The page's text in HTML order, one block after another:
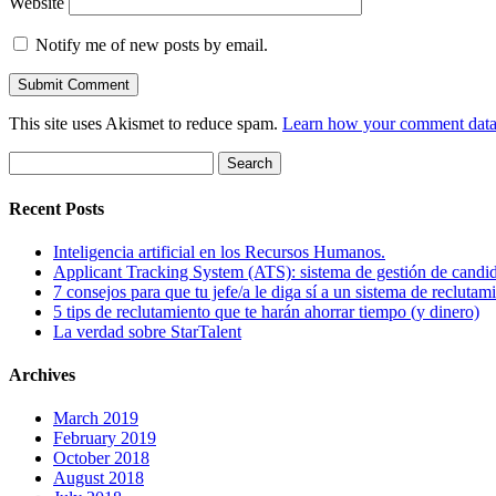
Notify me of new posts by email.
This site uses Akismet to reduce spam. Learn how your comment
for:
Recent Posts
Inteligencia artificial en los Recursos Humanos.
Applicant Tracking System (ATS): sistema de gestión de
7 consejos para que tu jefe/a le diga sí a un sistema de
5 tips de reclutamiento que te harán ahorrar tiempo (y dinero)
La verdad sobre StarTalent
Archives
March 2019
February 2019
October 2018
August 2018